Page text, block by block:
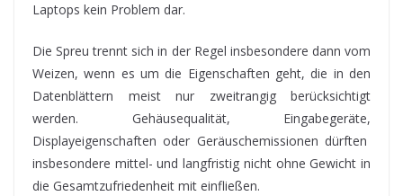
Laptops kein Problem dar.
Die Spreu trennt sich in der Regel insbesondere dann vom
Weizen, wenn es um die Eigenschaften geht, die in den
Datenblättern meist nur zweitrangig berücksichtigt
werden. Gehäusequalität, Eingabegeräte,
Displayeigenschaften oder Geräuschemissionen dürften
insbesondere mittel- und langfristig nicht ohne Gewicht in
die Gesamtzufriedenheit mit einfließen.